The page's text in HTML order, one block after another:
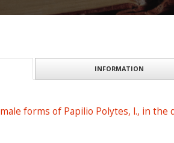
INFORMATION
forms of Papilio Polytes, l., in